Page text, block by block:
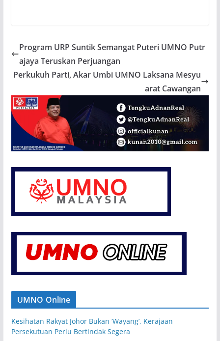
Program URP Suntik Semangat Puteri UMNO Putr
ajaya Teruskan Perjuangan
Perkukuh Parti, Akar Umbi UMNO Laksana Mesyu
arat Cawangan
UMNO Online
Kesihatan Rakyat Johor Bukan ‘Wayang’, Kerajaan
Persekutuan Perlu Bertindak Segera